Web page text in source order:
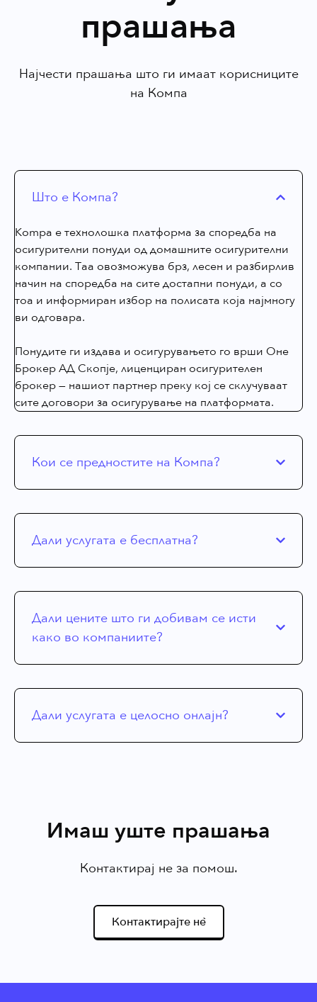
прашања
Најчести прашања што ги имаат корисниците
на Компа
Што е Компа?
Kompa е технолошка платформа за споредба на
осигурителни понуди од домашните осигурителни
компании. Таа овозможува брз, лесен и разбирлив
начин на споредба на сите достапни понуди, а со
тоа и информиран избор на полисата која најмногу
ви одговара.
Понудите ги издава и осигурувањето го врши Оне
Брокер АД Скопје, лиценциран осигурителен
брокер — нашиот партнер преку кој се склучуваат
сите договори за осигурување на платформата.
Кои се предностите на Компа?
Дали услугата е бесплатна?
Дали цените што ги добивам се исти
како во компаниите?
Дали услугата е целосно онлајн?
Имаш уште прашања
Контактирај не за помош.
Контактирајте нѐ